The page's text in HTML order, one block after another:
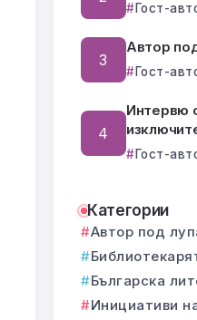
Гост-
Автор
Гост-
Интервю
Гост-
Категории
Автор под
Българска
Инициативи